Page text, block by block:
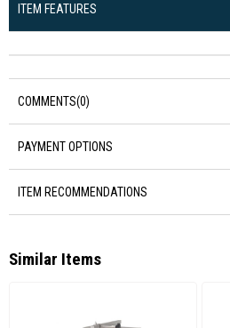
ITEM FEATURES
COMMENTS(0)
PAYMENT OPTIONS
ITEM RECOMMENDATIONS
Similar Items